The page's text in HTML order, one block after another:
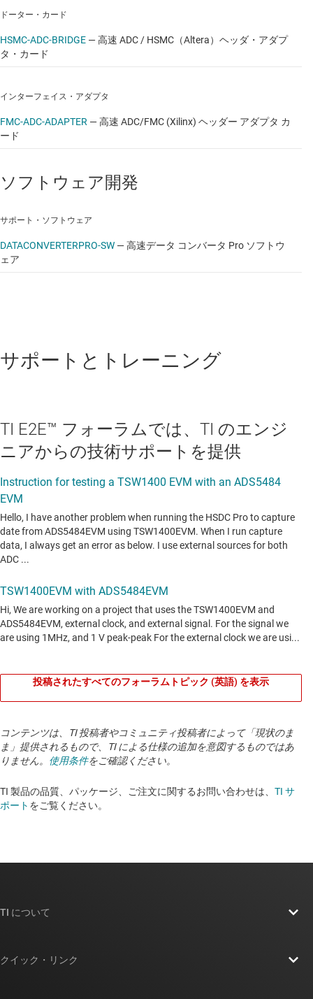
ドーター・カード
HSMC-ADC-BRIDGE —高速 ADC / HSMC（Altera）ヘッダ・アダプ
タ・カード
インターフェイス・アダプタ
FMC-ADC-ADAPTER —高速 ADC/FMC (Xilinx) ヘッダー アダプタ カ
ード
ソフトウェア開発
サポート・ソフトウェア
DATACONVERTERPRO-SW —高速データ コンバータ Pro ソフトウ
ェア
サポートとトレーニング
TI E2E™ フォーラムでは、TI のエンジ
ニアからの技術サポートを提供
投稿されたすべてのフォーラムトピック (英語) を表示
コンテンツは、TI 投稿者やコミュニティ投稿者によって「現状のま
ま」提供されるもので、TI による仕様の追加を意図するものではあ
りません。 使用条件をご確認ください。
TI 製品の品質、パッケージ、ご注文に関するお問い合わせは、 TI サ
ポート をご覧ください。
TI について
クイック・リンク